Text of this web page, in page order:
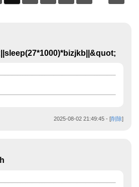
2025-08-02 21:49:45 - [削除]